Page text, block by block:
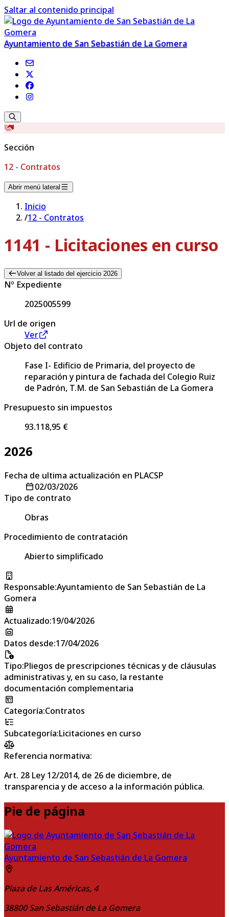
Saltar al contenido principal
Ayuntamiento de San Sebastián de La Gomera
Sección
12 - Contratos
Abrir menú lateral
Inicio
/12 - Contratos
1141 - Licitaciones en curso
Volver al listado del ejercicio 2026
Nº Expediente
2025005599
Url de origen
Ver
Objeto del contrato
Fase I- Edificio de Primaria, del proyecto de
reparación y pintura de fachada del Colegio Ruiz
de Padrón, T.M. de San Sebastián de La Gomera
Presupuesto sin impuestos
93.118,95 €
2026
Fecha de ultima actualización en PLACSP
02/03/2026
Tipo de contrato
Obras
Procedimiento de contratación
Abierto simplificado
Responsable:Ayuntamiento de San Sebastián de La
Gomera
Actualizado:19/04/2026
Datos desde:17/04/2026
Tipo:Pliegos de prescripciones técnicas y de cláusulas
administrativas y, en su caso, la restante
documentación complementaria
Categoría:Contratos
Subcategoría:Licitaciones en curso
Referencia normativa:
Art. 28 Ley 12/2014, de 26 de diciembre, de
transparencia y de acceso a la información pública.
Pie de página
Ayuntamiento de San Sebastián de La Gomera
Plaza de Las Américas, 4
38800 San Sebastián de La Gomera